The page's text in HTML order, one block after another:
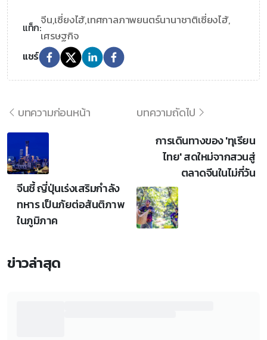
แท็ก:จีน,เซี่ยงไฮ้,เทศกาลภาพยนตร์นานาชาติเซี่ยงไฮ้,
เศรษฐกิจ
แชร์
บทความก่อนหน้า
จีนชี้ ญี่ปุ่นเร่งเสริมกำลัง
ทหาร เป็นภัยต่อสันติภาพ
ในภูมิภาค
บทความถัดไป
การเดินทางของ 'ทุเรียน
ไทย' สดใหม่จากสวนสู่
ตลาดจีนในไม่กี่วัน
ข่าวล่าสุด